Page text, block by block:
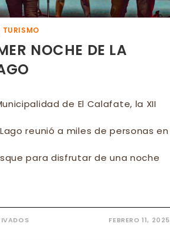
TURISMO
NOCHE DE LA
de El Calafate, la XII
reunió a miles de personas en
para disfrutar de una noche
EN FEBRERO 11, 2025